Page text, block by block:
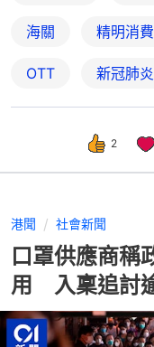
海關 精明消費
OTT 新冠肺炎
2
港聞 社會新聞
口罩供應商稱
用 入稟追討